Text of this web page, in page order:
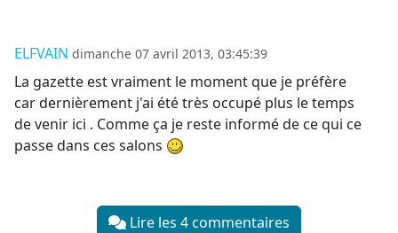
ELFVAIN dimanche 07 avril 2013, 03:45:39
La gazette est vraiment le moment que je préfère
car dernièrement j'ai été très occupé plus le temps
de venir ici . Comme ça je reste informé de ce qui ce
passe dans ces salons
Lire les 4 commentaires